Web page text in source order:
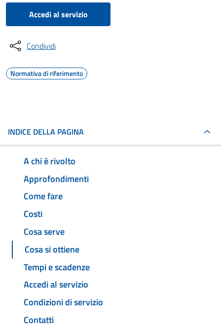
Accedi al servizio
Condividi
Normativa di riferimento
INDICE DELLA PAGINA
A chi è rivolto
Approfondimenti
Come fare
Costi
Cosa serve
Cosa si ottiene
Tempi e scadenze
Accedi al servizio
Condizioni di servizio
Contatti